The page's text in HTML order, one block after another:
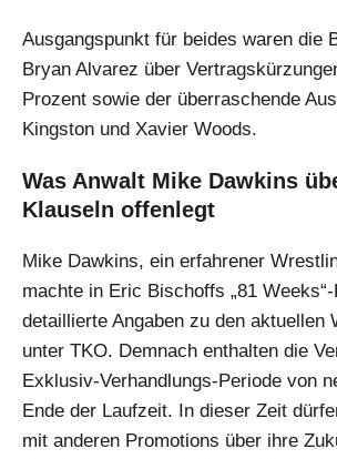
Ausgangspunkt für beides waren die
Bryan Alvarez über
Prozent sowie der überraschende
Kingston und Xavier Woods.
Was Anwalt Mike Dawkins
Klauseln offenlegt
Mike Dawkins, ein erfahrener
machte in Eric Bischoffs „81
detaillierte Angaben zu den aktuellen
unter TKO. Demnach enthalten die
Exklusiv-Verhandlungs-Periode von
Ende der Laufzeit. In dieser Zeit
mit anderen Promotions über ihre